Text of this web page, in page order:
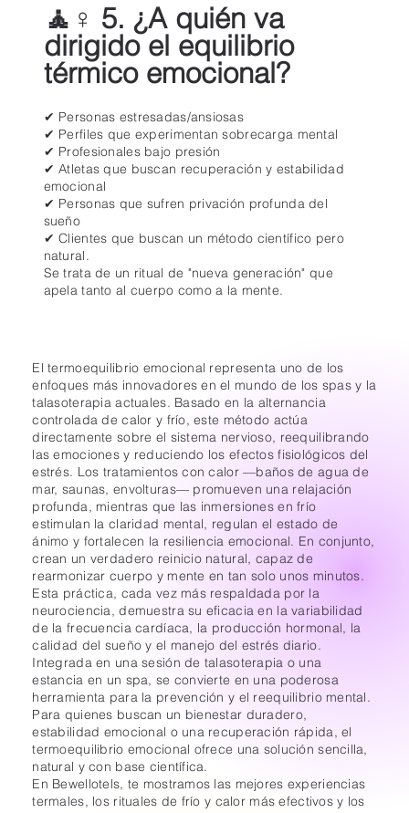
🧘♀️ 5. ¿A quién va
dirigido el equilibrio
térmico emocional?
✔ Personas estresadas/ansiosas
✔ Perfiles que experimentan sobrecarga mental
✔ Profesionales bajo presión
✔ Atletas que buscan recuperación y estabilidad
emocional
✔ Personas que sufren privación profunda del
sueño
✔ Clientes que buscan un método científico pero
natural.
Se trata de un ritual de "nueva generación" que
apela tanto al cuerpo como a la mente.
El termoequilibrio emocional representa uno de los
enfoques más innovadores en el mundo de los spas y la
talasoterapia actuales. Basado en la alternancia
controlada de calor y frío, este método actúa
directamente sobre el sistema nervioso, reequilibrando
las emociones y reduciendo los efectos fisiológicos del
estrés. Los tratamientos con calor —baños de agua de
mar, saunas, envolturas— promueven una relajación
profunda, mientras que las inmersiones en frío
estimulan la claridad mental, regulan el estado de
ánimo y fortalecen la resiliencia emocional. En conjunto,
crean un verdadero reinicio natural, capaz de
rearmonizar cuerpo y mente en tan solo unos minutos.
Esta práctica, cada vez más respaldada por la
neurociencia, demuestra su eficacia en la variabilidad
de la frecuencia cardíaca, la producción hormonal, la
calidad del sueño y el manejo del estrés diario.
Integrada en una sesión de talasoterapia o una
estancia en un spa, se convierte en una poderosa
herramienta para la prevención y el reequilibrio mental.
Para quienes buscan un bienestar duradero,
estabilidad emocional o una recuperación rápida, el
termoequilibrio emocional ofrece una solución sencilla,
natural y con base científica.
En Bewellotels, te mostramos las mejores experiencias
termales, los rituales de frío y calor más efectivos y los